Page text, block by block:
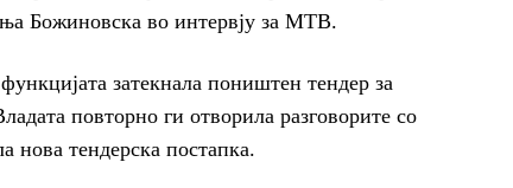
Божиновска во интервју за МТВ.
затекнала поништен тендер за
повторно ги отворила разговорите со
нова тендерска постапка.